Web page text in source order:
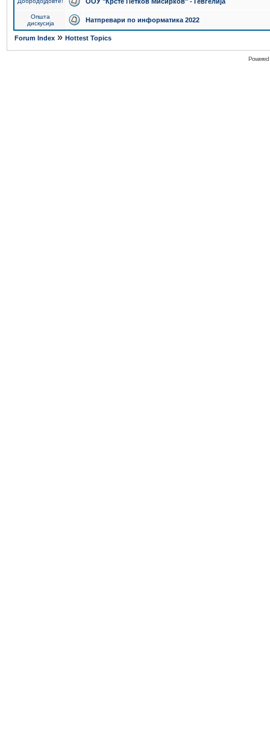
Општа
дискусија
Натпревари по информатика 2022
Forum Index » Hottest Topics